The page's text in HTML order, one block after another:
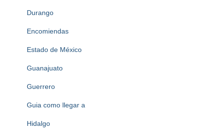
Durango
Encomiendas
Estado de México
Guanajuato
Guerrero
Guia como llegar a
Hidalgo